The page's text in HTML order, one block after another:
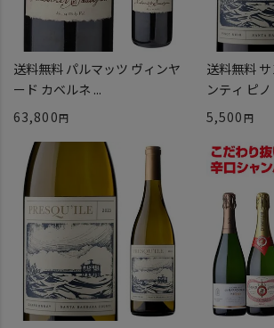
送料無料 パルマッツ ヴィンヤ
ード カベルネ ...
63,800
送料無料
ンティ ピノ
5,500